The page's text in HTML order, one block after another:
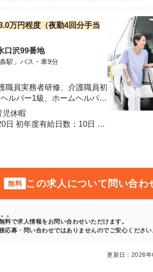
万円程度（夜勤4回分手当
口沢99番地
駅」バス・車9分
職員実務者研修、介護職員初
ルパー1級、ホームヘルパー
をお持ちの方 ■普通自動車運
）
児休暇
日 最
無料 この求人について問い合わ
料で求人情報をお問い合わせいただけます。
応募・問い合わせではありませんのでご安心ください
更新日：2026